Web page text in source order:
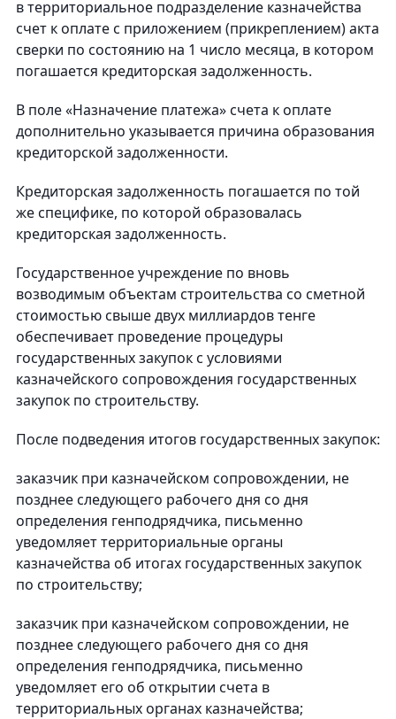
в территориальное подразделение казначейства
счет к оплате с приложением (прикреплением) акта
сверки по состоянию на 1 число месяца, в котором
погашается кредиторская задолженность.
В поле «Назначение платежа» счета к оплате
дополнительно указывается причина образования
кредиторской задолженности.
Кредиторская задолженность погашается по той
же специфике, по которой образовалась
кредиторская задолженность.
Государственное учреждение по вновь
возводимым объектам строительства со сметной
стоимостью свыше двух миллиардов тенге
обеспечивает проведение процедуры
государственных закупок с условиями
казначейского сопровождения государственных
закупок по строительству.
После подведения итогов государственных закупок:
заказчик при казначейском сопровождении, не
позднее следующего рабочего дня со дня
определения генподрядчика, письменно
уведомляет территориальные органы
казначейства об итогах государственных закупок
по строительству;
заказчик при казначейском сопровождении, не
позднее следующего рабочего дня со дня
определения генподрядчика, письменно
уведомляет его об открытии счета в
территориальных органах казначейства;